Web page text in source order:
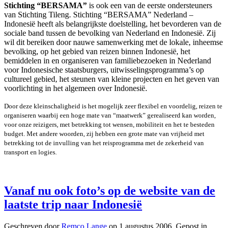
Stichting “BERSAMA” is ook een van de eerste ondersteuners
van Stichting Tileng. Stichting “BERSAMA” Nederland –
Indonesië heeft als belangrijkste doelstelling, het bevorderen van de
sociale band tussen de bevolking van Nederland en Indonesië. Zij
wil dit bereiken door nauwe samenwerking met de lokale, inheemse
bevolking, op het gebied van reizen binnen Indonesië, het
bemiddelen in en organiseren van familiebezoeken in Nederland
voor Indonesische staatsburgers, uitwisselingsprogramma’s op
cultureel gebied, het steunen van kleine projecten en het geven van
voorlichting in het algemeen over Indonesië.
Door deze kleinschaligheid is het mogelijk zeer flexibel en voordelig, reizen te
organiseren waarbij een hoge mate van “maatwerk” gerealiseerd kan worden,
voor onze reizigers, met betrekking tot wensen, mobiliteit en het te besteden
budget. Met andere woorden, zij hebben een grote mate van vrijheid met
betrekking tot de invulling van het reisprogramma met de zekerheid van
transport en logies.
Vanaf nu ook foto’s op de website van de
laatste trip naar Indonesië
Geschreven doorRemco Lange op 1 augustus 2006 . Gepost in